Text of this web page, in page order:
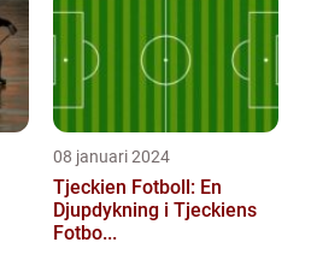
08 januari 2024
Tjeckien Fotboll: En
Djupdykning i Tjeckiens
Fotbo...